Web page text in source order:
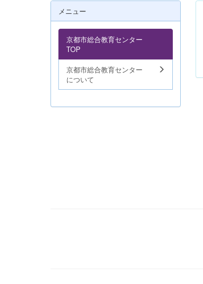
メニュー
京都市総合教育センター
TOP
京都市総合教育センター
について